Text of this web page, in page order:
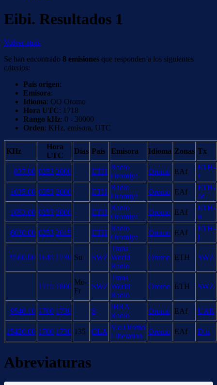
Eibi. Resultados 1
Volver atrás
Se han encontrado 8 emisiones que responden a los siguientes
criterios:
País origen:
Emisora:
Idioma: OO Oromo
Hora UTC: 1718
Rango kHz: 0 - 30000
Orden: KHz, emisora, UTC
KHz
Hora
UTC
Días País Emisora Idioma Zonas Tx
837.00 0253 2000 ETH
Radio
Oromiya
Oromo EAf
ETH-
r
1035.00 0253 2000 ETH
Radio
Oromiya
Oromo EAf
ETH-
ad
1053.00 0253 2000 ETH
Radio
Oromiya
Oromo EAf
ETH-
n
6030.00 0253 2015 ETH
Radio
Oromiya
Oromo EAf
ETH-
j
9500.00 1645 1730 Su SWZ
Trans
World
Radio
Oromo ETH SWZ
1715 1800
Mo-
Fr
SWZ
Trans
World
Radio
Oromo ETH SWZ
9540.10 1700 1730 S
IBRA
Radio
Oromo EAf UAE
15420.00 1700 1730 135 CLA
V.o.Oromo
Liberation
Oromo EAf D-n
Abreviaturas